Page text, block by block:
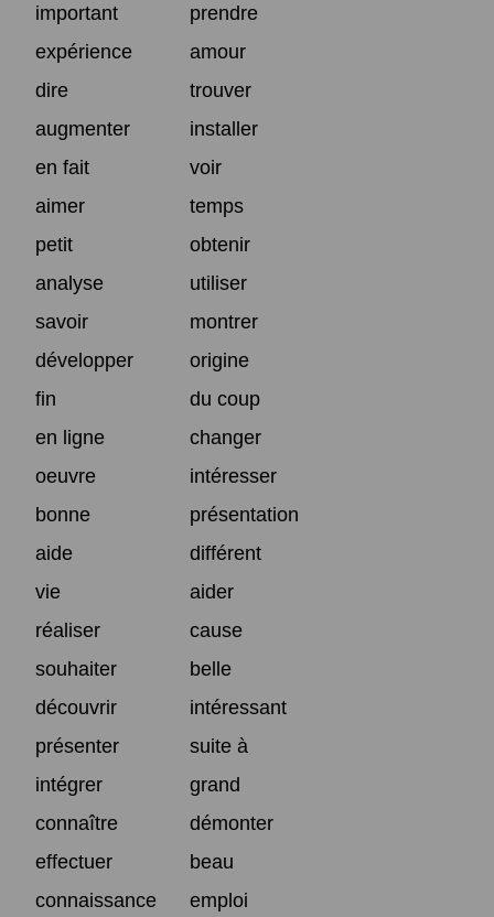
important
prendre
expérience
amour
dire
trouver
augmenter
installer
en fait
voir
aimer
temps
petit
obtenir
analyse
utiliser
savoir
montrer
développer
origine
fin
du coup
en ligne
changer
oeuvre
intéresser
bonne
présentation
aide
différent
vie
aider
réaliser
cause
souhaiter
belle
découvrir
intéressant
présenter
suite à
intégrer
grand
connaître
démonter
effectuer
beau
connaissance
emploi